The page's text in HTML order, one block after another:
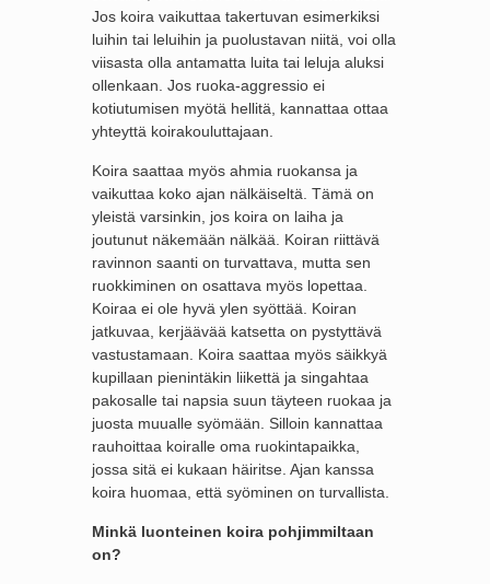
Jos koira vaikuttaa takertuvan esimerkiksi
luihin tai leluihin ja puolustavan niitä, voi olla
viisasta olla antamatta luita tai leluja aluksi
ollenkaan. Jos ruoka-aggressio ei
kotiutumisen myötä hellitä, kannattaa ottaa
yhteyttä koirakouluttajaan.
Koira saattaa myös ahmia ruokansa ja
vaikuttaa koko ajan nälkäiseltä. Tämä on
yleistä varsinkin, jos koira on laiha ja
joutunut näkemään nälkää. Koiran riittävä
ravinnon saanti on turvattava, mutta sen
ruokkiminen on osattava myös lopettaa.
Koiraa ei ole hyvä ylen syöttää. Koiran
jatkuvaa, kerjäävää katsetta on pystyttävä
vastustamaan. Koira saattaa myös säikkyä
kupillaan pienintäkin liikettä ja singahtaa
pakosalle tai napsia suun täyteen ruokaa ja
juosta muualle syömään. Silloin kannattaa
rauhoittaa koiralle oma ruokintapaikka,
jossa sitä ei kukaan häiritse. Ajan kanssa
koira huomaa, että syöminen on turvallista.
Minkä luonteinen koira pohjimmiltaan
on?